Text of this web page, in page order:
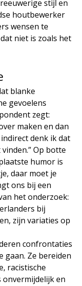
stijl en
houtbewerker
wensen te
niet is zoals het
blanke
gevoelens
zegt:
maken en dan
denk ik dat
Op botte
humor is
daar moet je
ons bij een
het onderzoek:
bij
zijn variaties op
confrontaties
gaan. Ze bereiden
racistische
onvermijdelijk en